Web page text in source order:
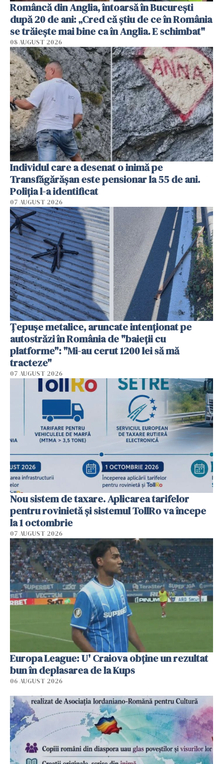
Româncă din Anglia, întoarsă în București
după 20 de ani: „Cred că știu de ce în România
se trăiește mai bine ca în Anglia. E schimbat"
08 AUGUST 2026
Individul care a desenat o inimă pe
Transfăgărășan este pensionar la 55 de ani.
Poliția l-a identificat
07 AUGUST 2026
Țepușe metalice, aruncate intenționat pe
autostrăzi în România de "baieții cu
platforme": "Mi-au cerut 1200 lei să mă
tracteze"
07 AUGUST 2026
Nou sistem de taxare. Aplicarea tarifelor
pentru rovinietă şi sistemul TollRo va începe
la 1 octombrie
07 AUGUST 2026
Europa League: U' Craiova obține un rezultat
bun în deplasarea de la Kups
06 AUGUST 2026